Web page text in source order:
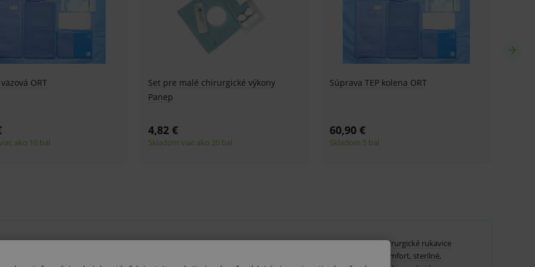
Vyšetrovacie rukavice
Chirurgické rukavice
Chirurgické rukavice
Comfort, sterilné,